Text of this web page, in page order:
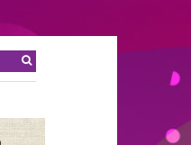
Soma
Soma